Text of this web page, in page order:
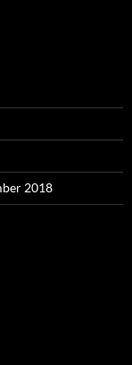
2018